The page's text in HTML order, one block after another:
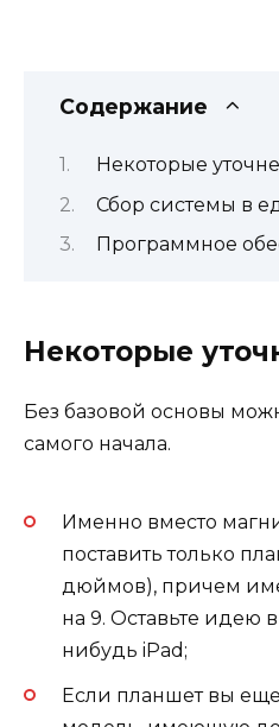
Содержание
Некоторые
Сбор системы в
Программное
Некоторые
Без базовой основы
самого начала.
Именно вместо
поставить только
дюймов), причем
на 9. Оставьте идею
нибудь iPad;
Если планшет вы